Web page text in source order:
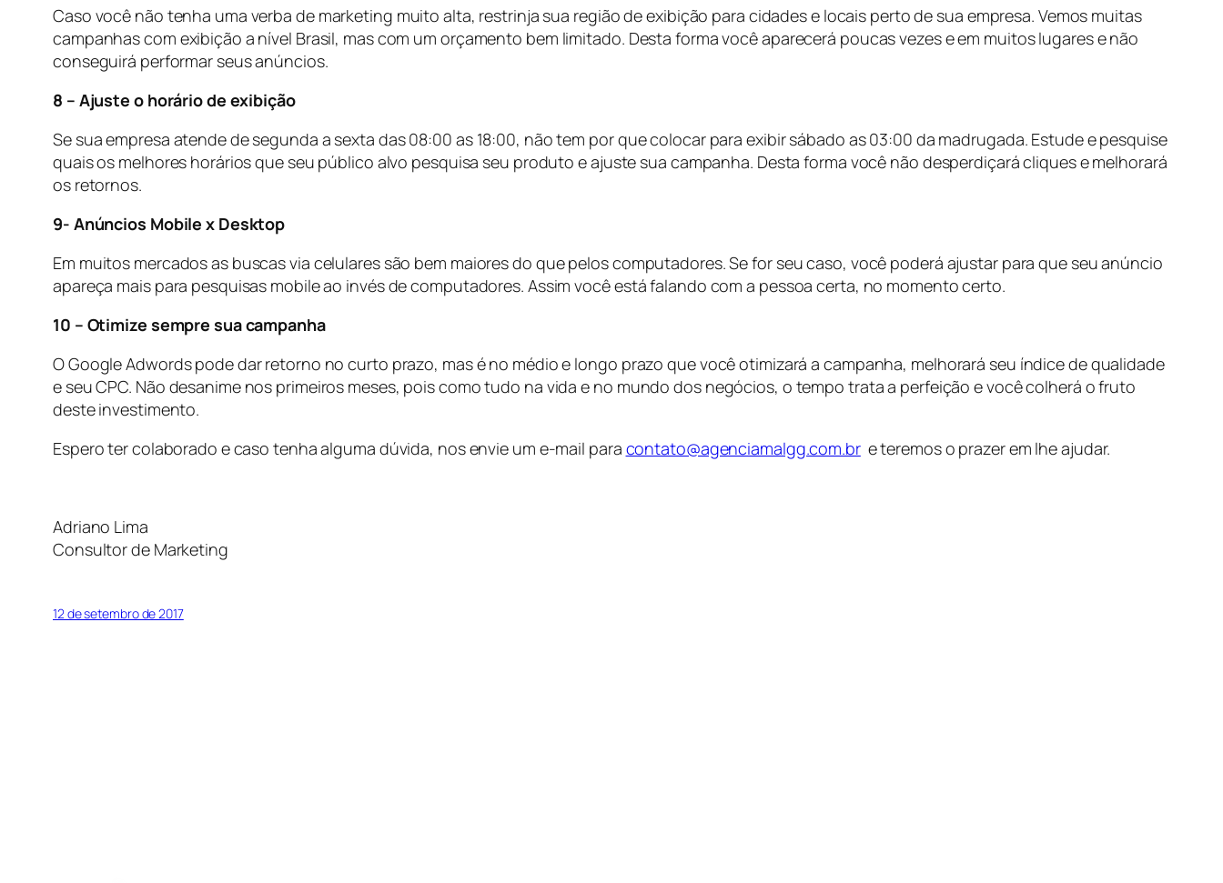
Caso você não tenha uma verba de marketing muito alta, restrinja sua região de exibição para cidades e locais perto de sua empresa. Vemos muitas
campanhas com exibição a nível Brasil, mas com um orçamento bem limitado. Desta forma você aparecerá poucas vezes e em muitos lugares e não
conseguirá performar seus anúncios.
8 – Ajuste o horário de exibição
Se sua empresa atende de segunda a sexta das 08:00 as 18:00, não tem por que colocar para exibir sábado as 03:00 da madrugada. Estude e pesquise
quais os melhores horários que seu público alvo pesquisa seu produto e ajuste sua campanha. Desta forma você não desperdiçará cliques e melhorará
os retornos.
9- Anúncios Mobile x Desktop
Em muitos mercados as buscas via celulares são bem maiores do que pelos computadores. Se for seu caso, você poderá ajustar para que seu anúncio
apareça mais para pesquisas mobile ao invés de computadores. Assim você está falando com a pessoa certa, no momento certo.
10 – Otimize sempre sua campanha
O Google Adwords pode dar retorno no curto prazo, mas é no médio e longo prazo que você otimizará a campanha, melhorará seu índice de qualidade
e seu CPC. Não desanime nos primeiros meses, pois como tudo na vida e no mundo dos negócios, o tempo trata a perfeição e você colherá o fruto
deste investimento.
Espero ter colaborado e caso tenha alguma dúvida, nos envie um e-mail para contato@agenciamalgg.com.bre teremos o prazer em lhe ajudar.
Adriano Lima
Consultor de Marketing
12 de setembro de 2017